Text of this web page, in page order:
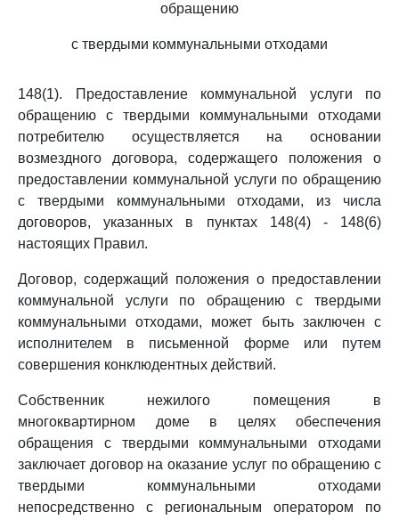
обращению
с твердыми коммунальными отходами
148(1). Предоставление коммунальной услуги по
обращению с твердыми коммунальными отходами
потребителю осуществляется на основании
возмездного договора, содержащего положения о
предоставлении коммунальной услуги по обращению
с твердыми коммунальными отходами, из числа
договоров, указанных в пунктах 148(4) - 148(6)
настоящих Правил.
Договор, содержащий положения о предоставлении
коммунальной услуги по обращению с твердыми
коммунальными отходами, может быть заключен с
исполнителем в письменной форме или путем
совершения конклюдентных действий.
Собственник нежилого помещения в
многоквартирном доме в целях обеспечения
обращения с твердыми коммунальными отходами
заключает договор на оказание услуг по обращению с
твердыми коммунальными отходами
непосредственно с региональным оператором по